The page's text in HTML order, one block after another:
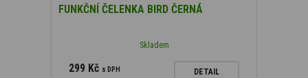
FUNKČNÍ ČELENKA BIRD ČERNÁ
Skladem
299 Kč s DPH DETAIL